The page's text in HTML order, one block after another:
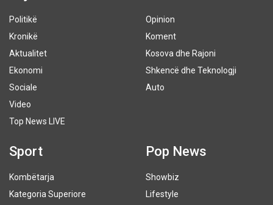
Politikë
Kronikë
Aktualitet
Ekonomi
Sociale
Video
Top News LIVE
Opinion
Koment
Kosova dhe Rajoni
Shkencë dhe Teknologji
Auto
Sport
Kombëtarja
Kategoria Superiore
Pop News
Showbiz
Lifestyle